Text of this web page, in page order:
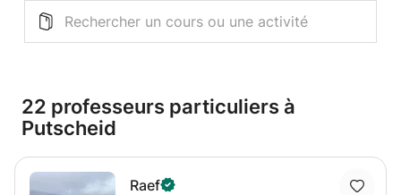
22 professeurs particuliers à
Putscheid
Raef